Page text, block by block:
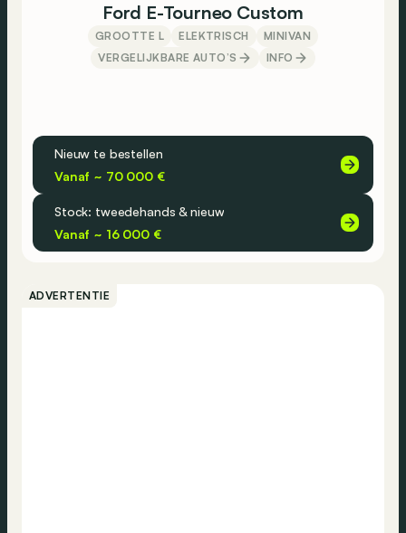
Ford E-Tourneo Custom
GROOTTE L ELEKTRISCH
MINIVAN
VERGELIJKBARE AUTO’S
INFO
Nieuw te bestellen
Vanaf ~ 70 000 €
Stock: tweedehands & nieuw
Vanaf ~ 16 000 €
ADVERTENTIE